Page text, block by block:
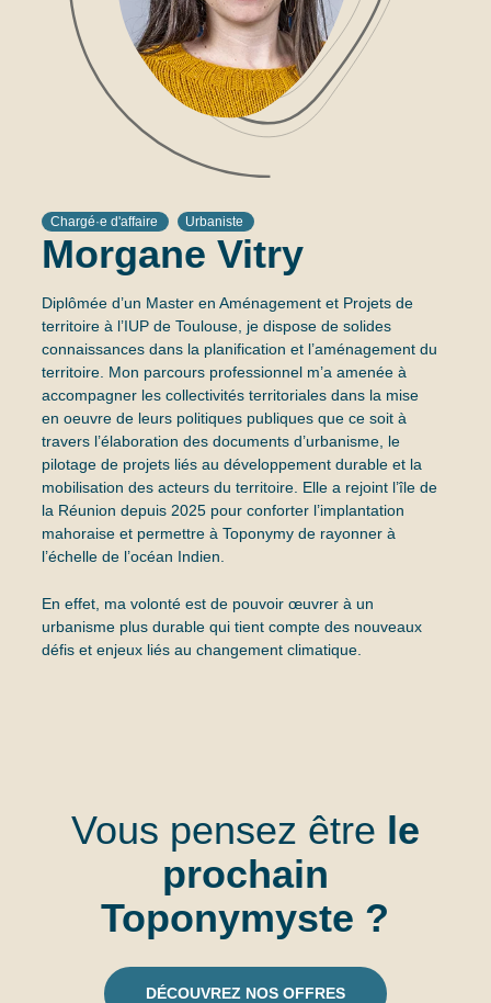
Chargé·e d'affaire Urbaniste
Morgane Vitry
Diplômée d’un Master en Aménagement et Projets de
territoire à l’IUP de Toulouse, je dispose de solides
connaissances dans la planification et l’aménagement du
territoire. Mon parcours professionnel m’a amenée à
accompagner les collectivités territoriales dans la mise
en oeuvre de leurs politiques publiques que ce soit à
travers l’élaboration des documents d’urbanisme, le
pilotage de projets liés au développement durable et la
mobilisation des acteurs du territoire. Elle a rejoint l’île de
la Réunion depuis 2025 pour conforter l’implantation
mahoraise et permettre à Toponymy de rayonner à
l’échelle de l’océan Indien.
En effet, ma volonté est de pouvoir œuvrer à un
urbanisme plus durable qui tient compte des nouveaux
défis et enjeux liés au changement climatique.
Vous pensez être le
prochain
Toponymyste ?
DÉCOUVREZ NOS OFFRES